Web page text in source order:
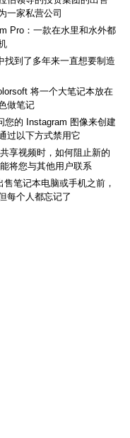
一家私营公司
Pro：一款在水里和水外都
找到了多年来一直想要制造
将一个大笔记本放在
做笔记
您的 Instagram 图像来创建
过以下方式禁用它
享视频时，如何阻止新的
将您与其他用户联系
笔记本电脑或手机之前，
每个人都忘记了